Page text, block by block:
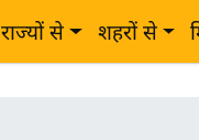
राज्यों से शहरों से